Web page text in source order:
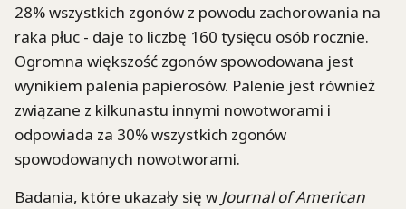
28% wszystkich zgonów z powodu zachorowania na
raka płuc - daje to liczbę 160 tysięcu osób rocznie.
Ogromna większość zgonów spowodowana jest
wynikiem palenia papierosów. Palenie jest również
związane z kilkunastu innymi nowotworami i
odpowiada za 30% wszystkich zgonów
spowodowanych nowotworami.
Badania, które ukazały się w Journal of American